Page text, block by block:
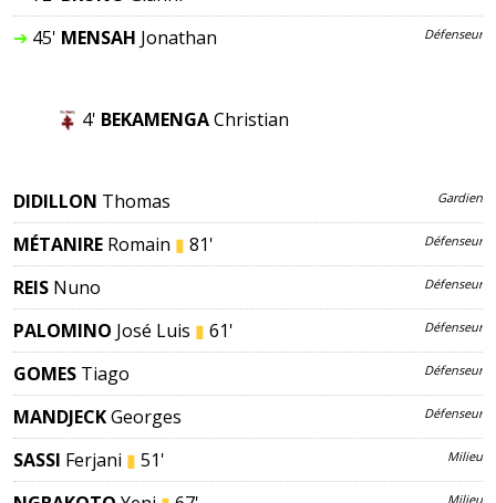
➔45' MENSAH Jonathan Défenseur
4' BEKAMENGAChristian
DIDILLON Thomas Gardien
MÉTANIRE Romain ▮ 81' Défenseur
REIS Nuno Défenseur
PALOMINO José Luis ▮ 61' Défenseur
GOMES Tiago Défenseur
MANDJECKGeorges Défenseur
SASSI Ferjani ▮ 51' Milieu
Milieu